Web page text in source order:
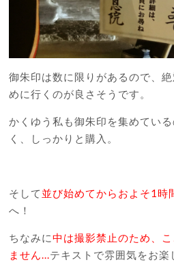
御朱印は数に限りがあるので、
めに行くのが良さそうです。
かくゆう私も御朱印を集めてい
く、しっかりと購入。
そして 並び始めてからおよそ1時
へ！
ちなみに中は撮影禁止のため、
ません...テキストで雰囲気をお楽